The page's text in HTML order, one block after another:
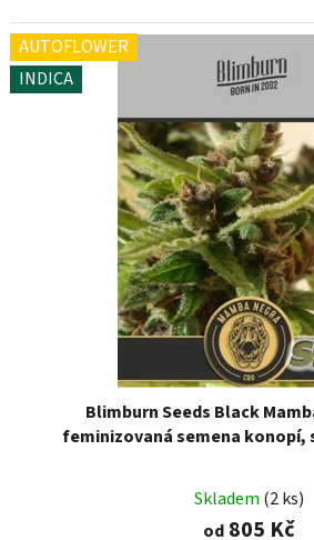
AUTOFLOWER
INDICA
Blimburn Seeds Black
feminizovaná semena konopí,
Skladem (2 ks)
od805 Kč